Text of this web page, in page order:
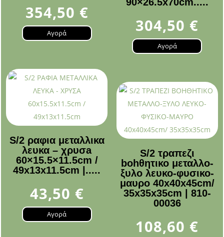
354,50 €
Αγορά 304,50 €
Αγορά
S/2 ραφια μεταλλικα
λευκα – χρυσa
60×15.5×11.5cm /
49x13x11.5cm |.....
43,50 €
Αγορά
S/2 τραπεζι
bohθητικο μεταλλο-
ξυλο λευκο-φυσικο-
μαυρο 40x40x45cm/
35x35x35cm | 810-
00036
108,60 €